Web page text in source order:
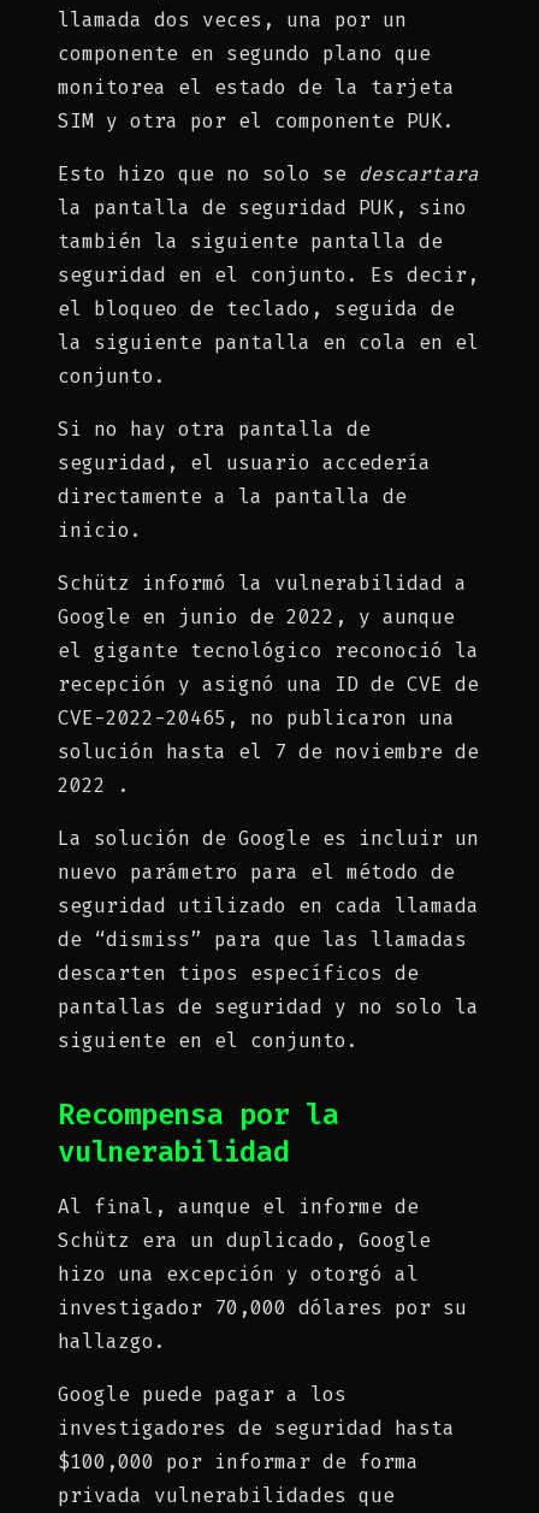
llamada dos veces, una por un
componente en segundo plano que
monitorea el estado de la tarjeta
SIM y otra por el componente PUK.
Esto hizo que no solo se descartara
la pantalla de seguridad PUK, sino
también la siguiente pantalla de
seguridad en el conjunto. Es decir,
el bloqueo de teclado, seguida de
la siguiente pantalla en cola en el
conjunto.
Si no hay otra pantalla de
seguridad, el usuario accedería
directamente a la pantalla de
inicio.
Schütz informó la vulnerabilidad a
Google en junio de 2022, y aunque
el gigante tecnológico reconoció la
recepción y asignó una ID de CVE de
CVE-2022-20465, no publicaron una
solución hasta el 7 de noviembre de
2022 .
La solución de Google es incluir un
nuevo parámetro para el método de
seguridad utilizado en cada llamada
de “dismiss” para que las llamadas
descarten tipos específicos de
pantallas de seguridad y no solo la
siguiente en el conjunto.
Recompensa por la
vulnerabilidad
Al final, aunque el informe de
Schütz era un duplicado, Google
hizo una excepción y otorgó al
investigador 70,000 dólares por su
hallazgo.
Google puede pagar a los
investigadores de seguridad hasta
$100,000 por informar de forma
privada vulnerabilidades que